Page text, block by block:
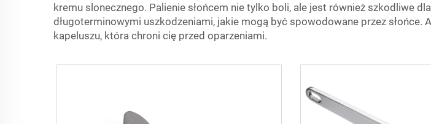
kremu slonecznego. Palienie słońcem nie tylko boli, ale jest również szkodliwe
długoterminowymi uszkodzeniami, jakie mogą być spowodowane przez słońce.
kapeluszu, która chroni cię przed oparzeniami.